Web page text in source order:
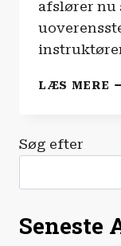
afslører nu
LÆS MERE
Søg efter
Seneste